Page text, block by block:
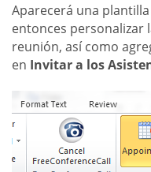
Aparecerá una
entonces personalizar
reunión, así como
en Invitar a los